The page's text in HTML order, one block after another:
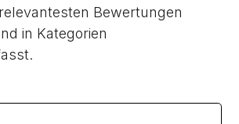
Bewertungen
in Kategorien